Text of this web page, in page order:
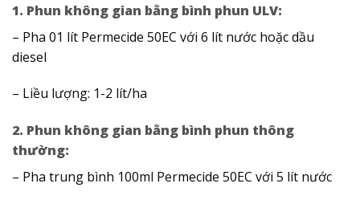
1. Phun không gian bằng bình phun ULV:
– Pha 01 lít Permecide 50EC với 6 lít nước hoặc dầu
diesel
– Liều lượng: 1-2 lít/ha
2. Phun không gian bằng bình phun thông
thường:
– Pha trung bình 100ml Permecide 50EC với 5 lít nước